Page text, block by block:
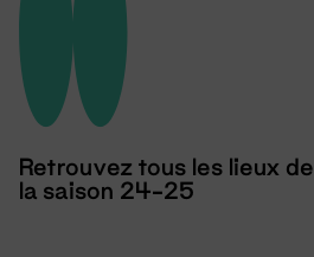
Retrouvez tous les lieux de
la saison 24-25